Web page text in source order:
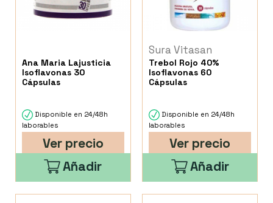
Ana Maria Lajusticia
Isoflavonas 30
Cápsulas
Disponible en 24/48h
laborables
Ver precio
Añadir
Sura Vitasan
Trebol Rojo 40%
Isoflavonas 60
Cápsulas
Disponible en 24/48h
laborables
Ver precio
Añadir